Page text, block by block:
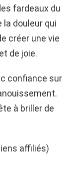
fardeaux du
la douleur qui
créer une vie
de joie.
confiance sur
à briller de
affiliés)